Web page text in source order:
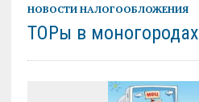
НОВОСТИ НАЛОГООБЛОЖЕНИЯ
ТОРы в моногородах